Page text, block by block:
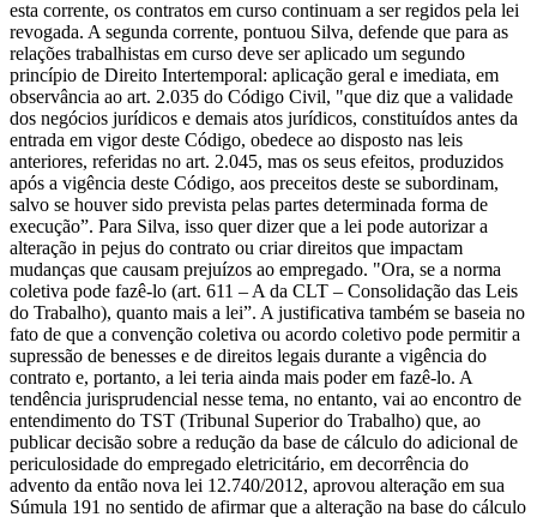
esta corrente, os contratos em curso continuam a ser regidos pela lei
revogada. A segunda corrente, pontuou Silva, defende que para as
relações trabalhistas em curso deve ser aplicado um segundo
princípio de Direito Intertemporal: aplicação geral e imediata, em
observância ao art. 2.035 do Código Civil, "que diz que a validade
dos negócios jurídicos e demais atos jurídicos, constituídos antes da
entrada em vigor deste Código, obedece ao disposto nas leis
anteriores, referidas no art. 2.045, mas os seus efeitos, produzidos
após a vigência deste Código, aos preceitos deste se subordinam,
salvo se houver sido prevista pelas partes determinada forma de
execução”. Para Silva, isso quer dizer que a lei pode autorizar a
alteração in pejus do contrato ou criar direitos que impactam
mudanças que causam prejuízos ao empregado. "Ora, se a norma
coletiva pode fazê-lo (art. 611 – A da CLT – Consolidação das Leis
do Trabalho), quanto mais a lei”. A justificativa também se baseia no
fato de que a convenção coletiva ou acordo coletivo pode permitir a
supressão de benesses e de direitos legais durante a vigência do
contrato e, portanto, a lei teria ainda mais poder em fazê-lo. A
tendência jurisprudencial nesse tema, no entanto, vai ao encontro de
entendimento do TST (Tribunal Superior do Trabalho) que, ao
publicar decisão sobre a redução da base de cálculo do adicional de
periculosidade do empregado eletricitário, em decorrência do
advento da então nova lei 12.740/2012, aprovou alteração em sua
Súmula 191 no sentido de afirmar que a alteração na base do cálculo